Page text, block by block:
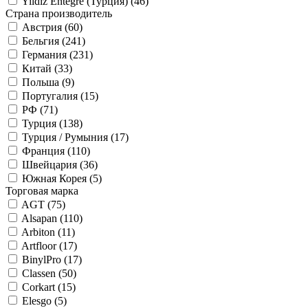
Страна производитель
Австрия (60)
Бельгия (241)
Германия (231)
Китай (33)
Польша (9)
Португалия (15)
РФ (71)
Турция (138)
Турция / Румыния (17)
Франция (110)
Швейцария (36)
Южная Корея (5)
Торговая марка
AGT (75)
Alsapan (110)
Arbiton (11)
Artfloor (17)
BinylPro (17)
Classen (50)
Corkart (15)
Elesgo (5)